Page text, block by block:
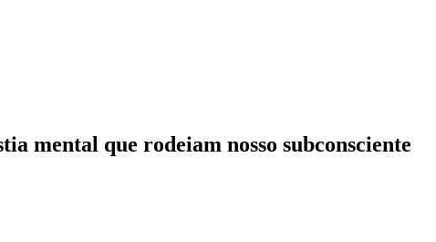
mental que rodeiam nosso subconsciente